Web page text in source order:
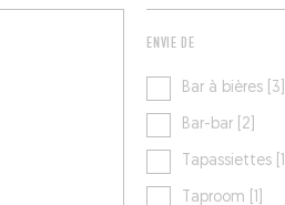
ENVIE DE
Bar à bières [3]
Bar-bar [2]
Tapassiettes [1]
Taproom [1]